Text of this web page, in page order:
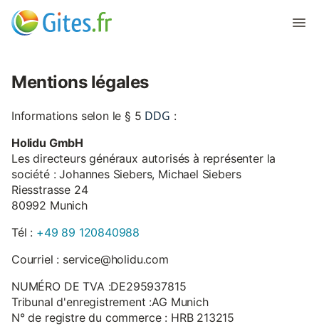
Mentions légales
Informations selon le § 5 DDG :
Holidu GmbH
Les directeurs généraux autorisés à représenter la
société : Johannes Siebers, Michael Siebers
Riesstrasse 24
80992 Munich
Tél : +49 89 120840988
Courriel : service@holidu.com
NUMÉRO DE TVA :DE295937815
Tribunal d'enregistrement :AG Munich
N° de registre du commerce : HRB 213215